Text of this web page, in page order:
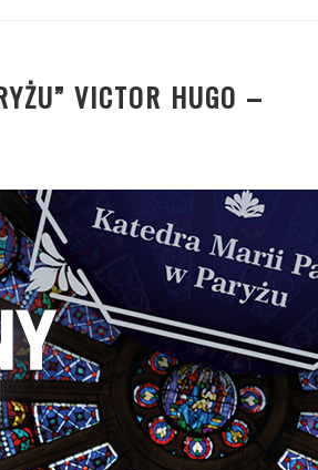
VICTOR HUGO –